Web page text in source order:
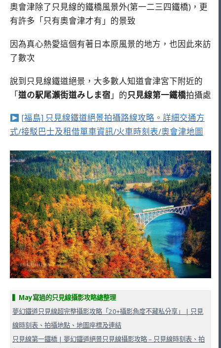
奧會津除了只見線的鐵橋風景外(第一二三四鐵橋)，更
有許多「只有奧會津才有」的景致
因為真心熱愛這個有著日本原風景的地方，也因此來訪
了數次
說到只見線鐵道絕景，大多數人知道會津宮下附近的
「道の駅尾瀨街道みしま宿 」的只見線第一鐵橋拍攝處
[福島] 只見線鐵道絕景拍攝路線攻略。詳細交通方
式/接駁巴士及租借單車資訊/火車時刻表/奧會津地圖
▍May寫過的只見線攝影攻略總整理
夢幻鐵道只見線超完整攝影攻略「20+攝影角度不藏私分享」 | 只見
線時刻表、拍攝地點、地圖座標及連結
只見線第一鐵橋 | 夢幻鐵道絕景只見線攝影攻略– 只見線時刻表、拍